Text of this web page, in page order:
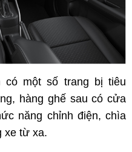
có một số trang bị tiêu
hàng ghế sau có cửa
năng chỉnh điện, chìa
xe từ xa.